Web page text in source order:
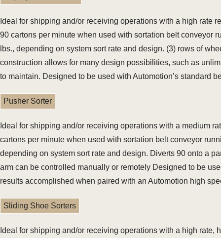
Ideal for shipping and/or receiving operations with a high rate
90 cartons per minute when used with sortation belt conveyor
lbs., depending on system sort rate and design. (3) rows of
construction allows for many design possibilities, such as
to maintain. Designed to be used with Automotion’s standard
Pusher Sorter
Ideal for shipping and/or receiving operations with a medium
cartons per minute when used with sortation belt conveyor
depending on system sort rate and design. Diverts 90 onto a
arm can be controlled manually or remotely Designed to be
results accomplished when paired with an Automotion high
Sliding Shoe Sorters
Ideal for shipping and/or receiving operations with a high